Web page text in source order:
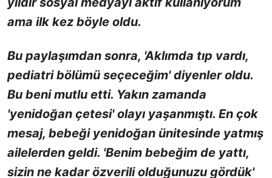
ama ilk kez böyle oldu.
Bu paylaşımdan sonra, 'Aklımda tıp vardı,
pediatri bölümü seçeceğim' diyenler oldu.
Bu beni mutlu etti. Yakın zamanda
'yenidoğan çetesi' olayı yaşanmıştı. En çok
mesaj, bebeği yenidoğan ünitesinde yatmış
ailelerden geldi. 'Benim bebeğim de yattı,
sizin ne kadar özverili olduğunuzu gördük'